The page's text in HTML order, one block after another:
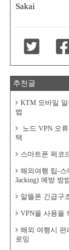
Sakai
추천글
KTM 모바일
법
노드 VPN 오
택
스마트폰 퍽코
해외여행 팁-스
Jacking) 예방 방
알뜰폰 긴급구
VPN을 사용을
해외 여행시 편
로밍